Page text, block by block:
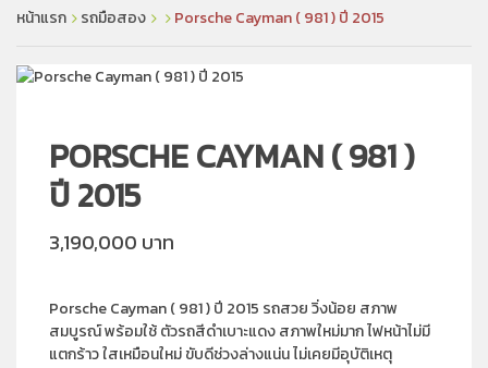
หน้าแรก รถมือสอง Porsche Cayman ( 981 ) ปี 2015
PORSCHE CAYMAN ( 981 )
ปี 2015
3,190,000 บาท
Porsche Cayman ( 981 ) ปี 2015 รถสวย วิ่งน้อย สภาพ
สมบูรณ์ พร้อมใช้ ตัวรถสีดำเบาะแดง สภาพใหม่มาก ไฟหน้าไม่มี
แตกร้าว ใสเหมือนใหม่ ขับดีช่วงล่างแน่น ไม่เคยมีอุบัติเหตุ